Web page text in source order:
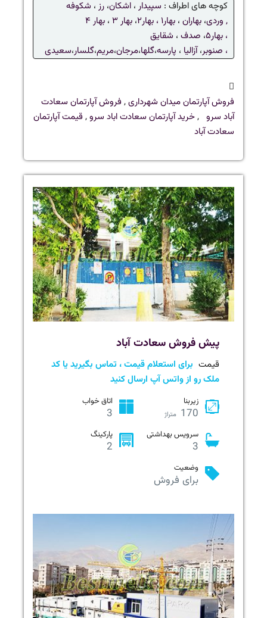
کوچه های اطراف : سپیدار ، اشکان، رز ، شکوفه
, وردی، بهاران ، بهار۱ ، بهار۲ ، بهار ۳ ،
بهار ۴
، بهار۵ ، صدف ، شقایق
، صنوبر،آزالیا ، پارسه،گلها،مرجان،مریم،گلسار،سعیدی
فروش آپارتمان میدان شهرداری,فروش آپارتمان سعادت
آباد سرو ,خرید آپارتمان سعادت اباد سرو,قیمت آپارتمان
سعادت آباد
پیش فروش سعادت آباد
قیمت برای استعلام قیمت ، تماس بگیرید یا کد
ملک رو از واتس آپ ارسال کنید
زیربنا
170 متراژ
اتاق خواب
3
سرویس بهداشتی
3
پارکینگ
2
وضعیت
برای فروش